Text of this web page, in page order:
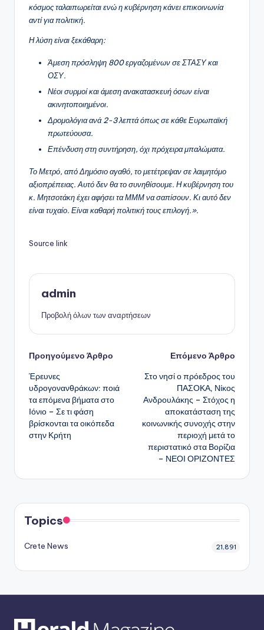
κόσμος ταλαιπωρείται ενώ η κυβέρνηση κάνει επικοινωνία
αντί για πολιτική.
Η λύση είναι ξεκάθαρη:
Άμεση πρόσληψη 800 εργαζομένων σε ΣΤΑΣΥ και
ΟΣΥ.
Νέοι συρμοί και άμεση ανακατασκευή όσων είναι
ακινητοποιημένοι.
Δρομολόγια ανά 2-3 λεπτά όπως σε κάθε Ευρωπαϊκή
πρωτεύουσα.
Επένδυση στη συντήρηση, όχι πρόχειρα μπαλώματα.
Το Μετρό, από Δημόσιο αγαθό, το μετέτρεψαν σε λαιμητόμο
αξιοπρέπειας. Αυτό δεν θα το συνηθίσουμε. Η κυβέρνηση του
κ. Μητσοτάκη έχει αφήσει τα ΜΜΜ να σαπίσουν. Κι αυτό δεν
είναι τυχαίο. Είναι καθαρή πολιτική τους επιλογή.».
Source link
admin
Προβολή όλων των αναρτήσεων
Πλοήγηση
δημοσιεύσεων
Προηγούμενο Άρθρο
Έρευνες
υδρογονανθράκων: ποιά
τα επόμενα βήματα στο
Ιόνιο – Σε τι φάση
βρίσκονται τα οικόπεδα
στην Κρήτη
Επόμενο Άρθρο
Στο νησί ο πρόεδρος του
ΠΑΣΟΚΑ, Νίκος
Ανδρουλάκης – Στόχος η
αποκατάσταση της
κοινωνικής συνοχής στην
περιοχή μετά το
περιστατικό στα Βορίζια
– ΝΕΟΙ ΟΡΙΖΟΝΤΕΣ
Topics
Crete News 21,891